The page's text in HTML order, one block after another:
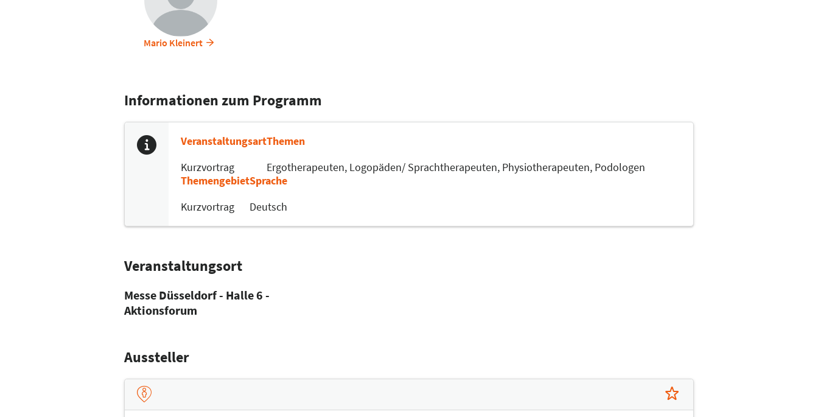
Mario Kleinert
Informationen zum Programm
Veranstaltungsart
Kurzvortrag
Themen
Ergotherapeuten, Logopäden/ Sprachtherapeuten, Physiotherapeuten, Podologen
Themengebiet
Kurzvortrag
Sprache
Deutsch
Veranstaltungsort
Messe Düsseldorf - Halle 6 -
Aktionsforum
Aussteller